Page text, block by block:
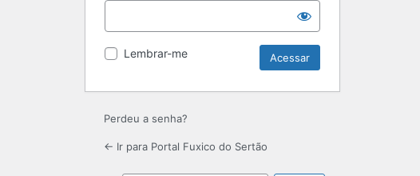
Lembrar-me
Perdeu a senha?
← Ir para Portal Fuxico do Sertão